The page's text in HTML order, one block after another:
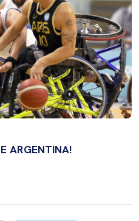
ARGENTINA!